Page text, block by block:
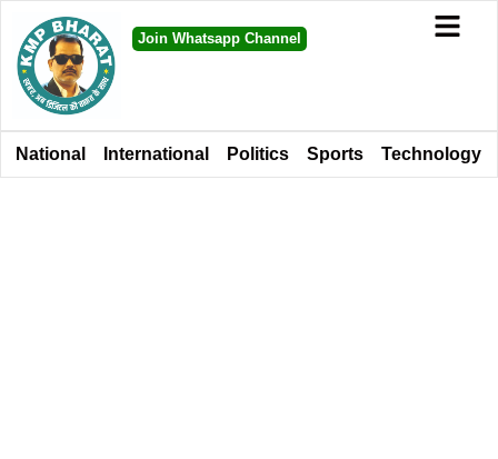
Join Whatsapp Channel
National International Politics Sports Technology